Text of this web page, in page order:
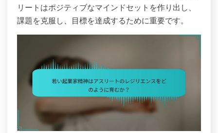
リートはポジティブなマインドセットを作り出し、
課題を克服し、目標を達成するために重要です。